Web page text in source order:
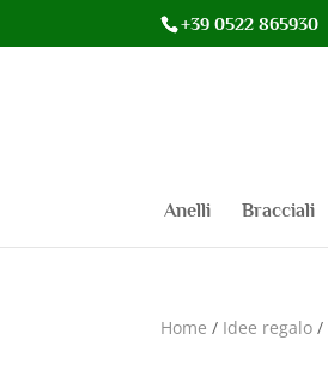
+39 0522 865930
Anelli Bracciali
Home / Idee regalo /